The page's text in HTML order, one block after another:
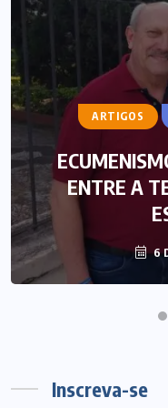
ARTIGOS
ENTRE A
6
Inscreva-se